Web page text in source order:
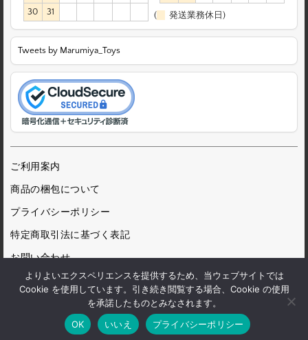
30
31 ( 発送業務休日)
Tweets by Marumiya_Toys
ご利用案内
商品の梱包について
プライバシーポリシー
特定商取引法に基づく表記
お問い合わせ
© 1972 Marumiya Gangu Ltd.
よりよいエクスペリエンスを提供するため、当ウェブサイトでは
Cookie を使用しています。引き続き閲覧する場合、Cookie の使用
を承諾したものとみなされます。
OK
いいえ プライバシーポリシー